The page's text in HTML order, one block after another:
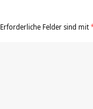
Erforderliche Felder sind mit